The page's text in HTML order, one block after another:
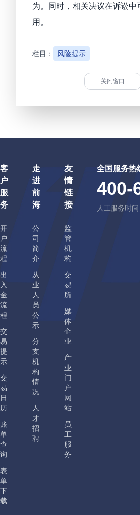
为。同时，相关决议在诉讼中
用。
栏目： 风险提示
关闭窗口
客
户
服
务
开
户
流
程
出
入
金
流
程
交
易
提
示
交
易
日
历
账
单
查
询
表
单
下
载
走
进
前
海
公
司
简
介
从
业
人
员
公
示
分
支
机
构
情
况
人
才
招
聘
友
情
链
接
监
管
机
构
交
易
所
媒
体
企
业
产
业
门
户
网
站
员
工
服
务
全国服务热
400-
人工服务时